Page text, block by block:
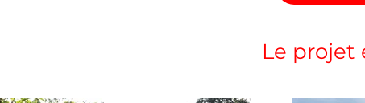
Le projet